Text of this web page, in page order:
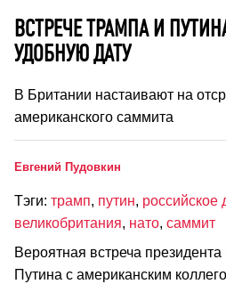
ВСТРЕЧЕ ТРАМПА И
УДОБНУЮ ДАТУ
В Британии настаивают на
американского саммита
Евгений Пудовкин
Тэги: трамп, путин, российское
великобритания, нато, саммит
Вероятная встреча
Путина с американским